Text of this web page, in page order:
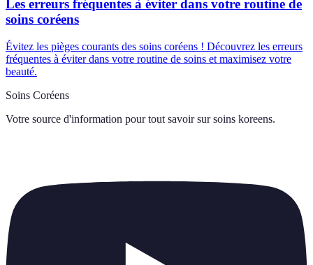
Les erreurs fréquentes à éviter dans votre routine de
soins coréens
Évitez les pièges courants des soins coréens ! Découvrez les erreurs
fréquentes à éviter dans votre routine de soins et maximisez votre
beauté.
Soins Coréens
Votre source d'information pour tout savoir sur soins koreens.